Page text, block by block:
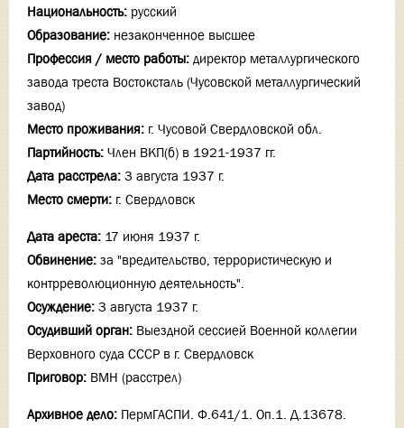
Национальность: русский
Образование: незаконченное высшее
Профессия / место работы: директор металлургического
завода треста Востоксталь (Чусовской металлургический
завод)
Место проживания: г. Чусовой Свердловской обл.
Партийность: Член ВКП(б) в 1921-1937 гг.
Дата расстрела: 3 августа 1937 г.
Место смерти: г. Свердловск
Дата ареста: 17 июня 1937 г.
Обвинение: за "вредительство, террористическую и
контрреволюционную деятельность".
Осуждение: 3 августа 1937 г.
Осудивший орган: Выездной сессией Военной коллегии
Верховного суда СССР в г. Свердловск
Приговор: ВМН (расстрел)
Архивное дело: ПермГАСПИ. Ф.641/1. Оп.1. Д.13678.